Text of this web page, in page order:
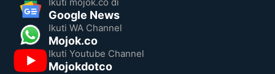
Google News
Ikuti WA Channel
Mojok.co
Ikuti Youtube Channel
Mojokdotco